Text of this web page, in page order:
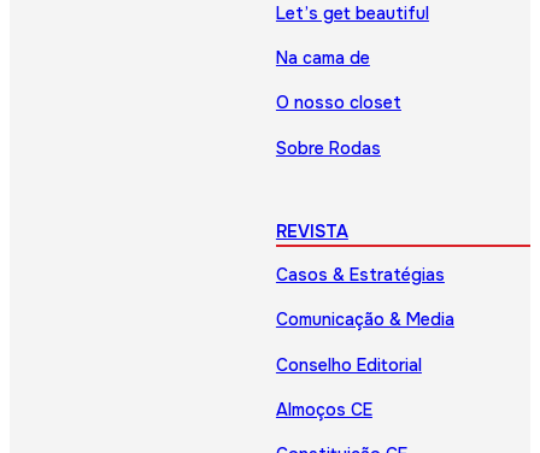
Let’s get beautiful
Na cama de
O nosso closet
Sobre Rodas
REVISTA
Casos & Estratégias
Comunicação & Media
Conselho Editorial
Almoços CE